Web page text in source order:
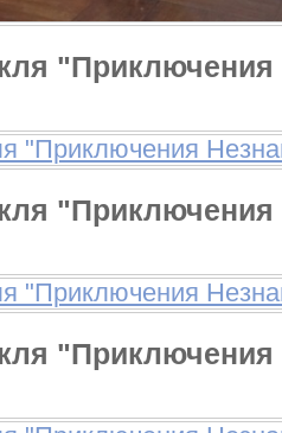
"Приключения
"Приключения
"Приключения